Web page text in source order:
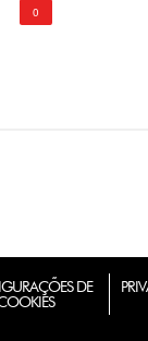
0
DE